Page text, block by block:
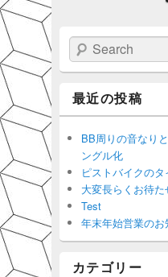
Search
最近の投稿
BB周りの音なり
ングル化
ピストバイクのタ
大変長らくお待た
Test
年末年始営業のお
カテゴリー